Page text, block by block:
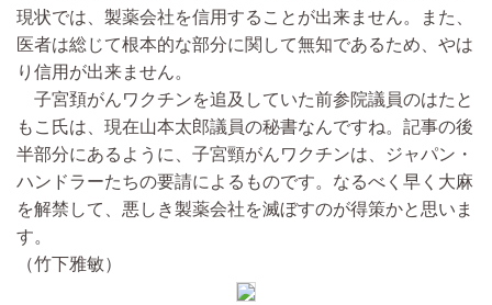
現状では、製薬会社を信用することが出来ません。また、
医者は総じて根本的な部分に関して無知であるため、やは
り信用が出来ません。
子宮頚がんワクチンを追及していた前参院議員のはたと
もこ氏は、現在山本太郎議員の秘書なんですね。記事の後
半部分にあるように、子宮頸がんワクチンは、ジャパン・
ハンドラーたちの要請によるものです。なるべく早く大麻
を解禁して、悪しき製薬会社を滅ぼすのが得策かと思いま
す。
（竹下雅敏）